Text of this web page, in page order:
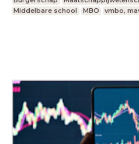
Middelbare school
MBO vmbo,